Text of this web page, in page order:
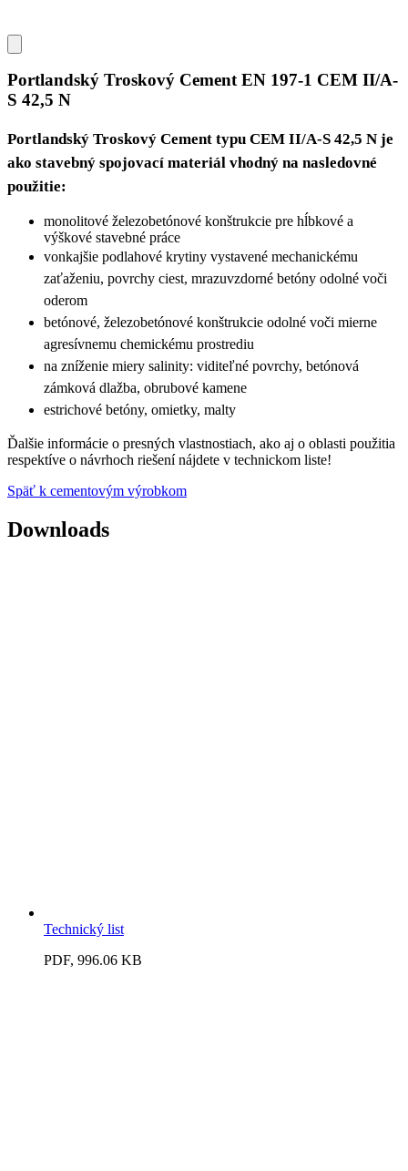
Portlandský Troskový Cement EN 197-1 CEM II/A-
S 42,5 N
Portlandský Troskový Cement typu CEM II/A-S 42,5 N je
ako stavebný spojovací materiál vhodný na nasledovné
použitie:
monolitové železobetónové konštrukcie pre hĺbkové a
výškové stavebné práce
vonkajšie podlahové krytiny vystavené mechanickému
zaťaženiu, povrchy ciest, mrazuvzdorné betóny odolné voči
oderom
betónové, železobetónové konštrukcie odolné voči mierne
agresívnemu chemickému prostrediu
na zníženie miery salinity: viditeľné povrchy, betónová
zámková dlažba, obrubové kamene
estrichové betóny, omietky, malty
Ďalšie informácie o presných vlastnostiach, ako aj o oblasti použitia
respektíve o návrhoch riešení nájdete v technickom liste!
Späť k cementovým výrobkom
Downloads
Technický list
PDF, 996.06 KB